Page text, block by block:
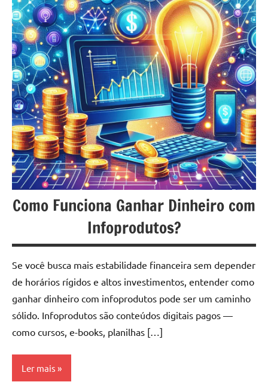
Livros
Negócio
Lucrativo
Como Funciona Ganhar Dinheiro com
Infoprodutos?
Se você busca mais estabilidade financeira sem depender
de horários rígidos e altos investimentos, entender como
ganhar dinheiro com infoprodutos pode ser um caminho
sólido. Infoprodutos são conteúdos digitais pagos —
como cursos, e-books, planilhas […]
Ler mais